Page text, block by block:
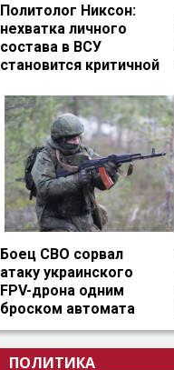
Политолог Никсон:
нехватка личного
состава в ВСУ
становится критичной
Боец СВО сорвал
атаку украинского
FPV-дрона одним
броском автомата
ПОЛИТИКА